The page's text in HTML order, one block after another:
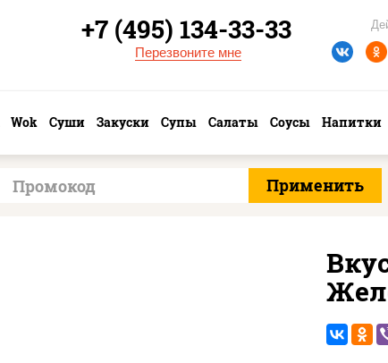
+7 (495) 134-33-33
Перезвоните мне
Wok Суши Закуски Супы Салаты Соусы Напитки